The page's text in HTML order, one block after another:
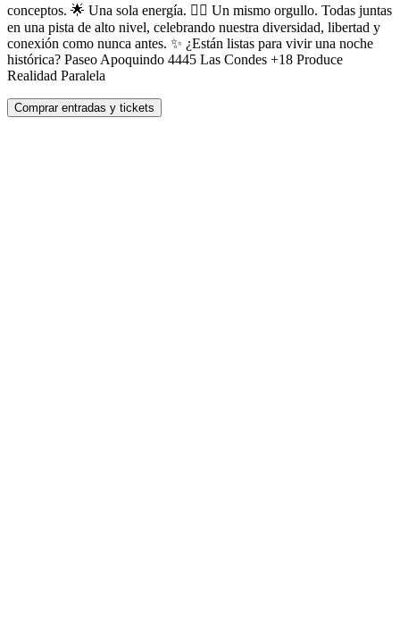
conceptos. 🌟 Una sola energía. 🏳️‍🌈 Un mismo orgullo. Todas juntas
en una pista de alto nivel, celebrando nuestra diversidad, libertad y
conexión como nunca antes. ✨ ¿Están listas para vivir una noche
histórica? Paseo Apoquindo 4445 Las Condes +18 Produce
Realidad Paralela
Comprar entradas y tickets